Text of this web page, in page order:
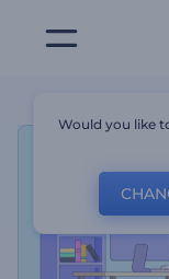
Would you like